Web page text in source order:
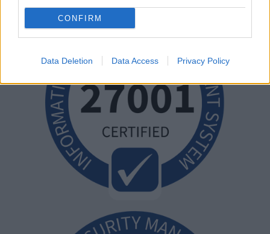
CONFIRM
Data Deletion Data Access Privacy Policy